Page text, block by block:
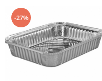
-27%